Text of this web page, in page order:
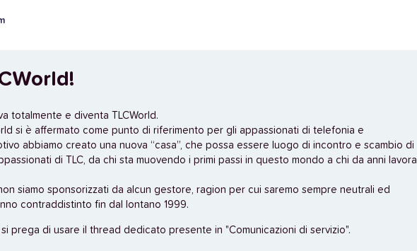
totalmente e diventa TLCWorld.
si è affermato come punto di riferimento per gli appassionati di telefonia e
abbiamo creato una nuova “casa”, che possa essere luogo di incontro e scambio di
di TLC, da chi sta muovendo i primi passi in questo mondo a chi da anni lavora
siamo sponsorizzati da alcun gestore, ragion per cui saremo sempre neutrali ed
contraddistinto fin dal lontano 1999.
prega di usare il thread dedicato presente in "Comunicazioni di servizio".